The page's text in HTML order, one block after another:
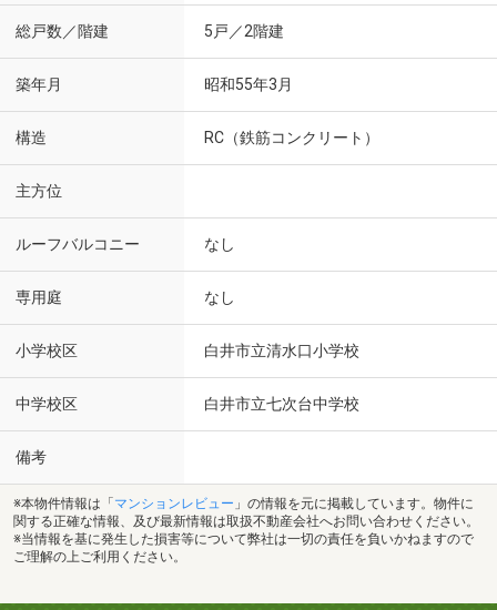
総戸数／階建 5戸／2階建
築年月 昭和55年3月
構造 RC（鉄筋コンクリート）
主方位
ルーフバルコニー なし
専用庭 なし
小学校区 白井市立清水口小学校
中学校区 白井市立七次台中学校
備考
※本物件情報は「 マンションレビュー 」の情報を元に掲載しています。物件に
関する正確な情報、及び最新情報は取扱不動産会社へお問い合わせください。
※当情報を基に発生した損害等について弊社は一切の責任を負いかねますので
ご理解の上ご利用ください。